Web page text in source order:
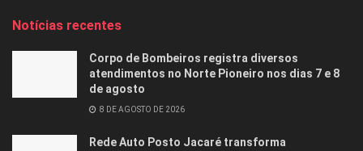
Notícias recentes
Corpo de Bombeiros registra diversos
atendimentos no Norte Pioneiro nos dias 7 e 8
de agosto
8 DE AGOSTO DE 2026
Rede Auto Posto Jacaré transforma